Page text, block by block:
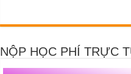
NỘP HỌC PHÍ TRỰC